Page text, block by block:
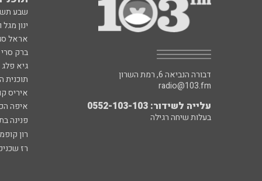
שבע
ינון
אראל
ברק
גיא פלג
תוכנית
איריס
איפה
פנינה
רון
רז
דבורה הנביאה 6, רמת השרון
radio@103.fm
עלייה לשידור: 0552-103-103
בעלות שיחה רגילה